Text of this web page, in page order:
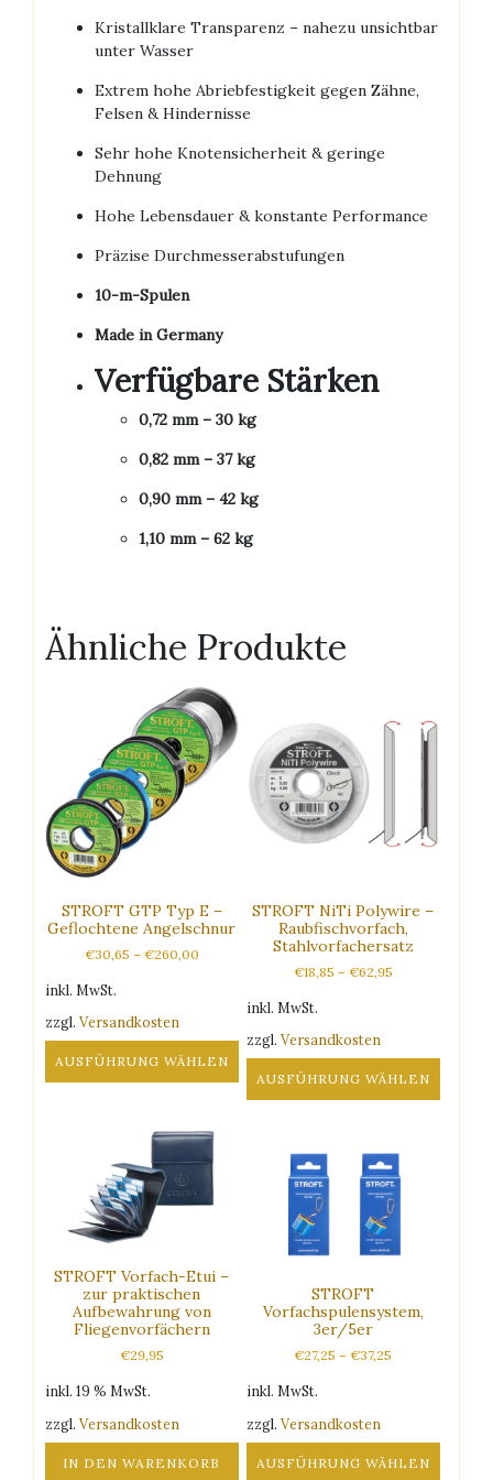
Kristallklare Transparenz – nahezu unsichtbar
unter Wasser
Extrem hohe Abriebfestigkeit gegen Zähne,
Felsen & Hindernisse
Sehr hohe Knotensicherheit & geringe
Dehnung
Hohe Lebensdauer & konstante Performance
Präzise Durchmesserabstufungen
10-m-Spulen
Made in Germany
Verfügbare Stärken
0,72 mm – 30 kg
0,82 mm – 37 kg
0,90 mm – 42 kg
1,10 mm – 62 kg
Ähnliche Produkte
STROFT GTP Typ E –
Geflochtene Angelschnur
€30,65 – €260,00
inkl. MwSt.
zzgl. Versandkosten
AUSFÜHRUNG WÄHLEN
Varianten
Die
können
Produktseite
werden
STROFT NiTi Polywire –
Raubfischvorfach,
Stahlvorfachersatz
€18,85 – €62,95
inkl. MwSt.
zzgl.Versandkosten
AUSFÜHRUNG WÄHLEN
mehrere
Varianten
auf
Produktseite
gewählt
STROFT Vorfach-Etui –
zur praktischen
Aufbewahrung von
Fliegenvorfächern
€29,95
inkl. 19 % MwSt.
zzgl. Versandkosten
IN DEN WARENKORB
STROFT
Vorfachspulensystem,
3er/5er
€27,25 – €37,25
inkl. MwSt.
zzgl.Versandkosten
AUSFÜHRUNG WÄHLEN